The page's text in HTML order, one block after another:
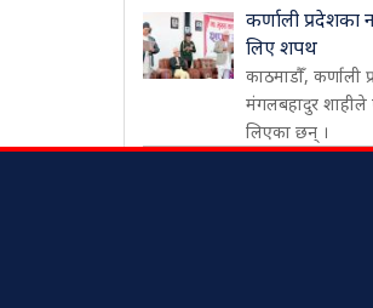
कर्णाली प्रदेशका
लिए शपथ
काठमाडौँ, कर्णाली
मंगलबहादुर शाहीले
लिएका छन् ।